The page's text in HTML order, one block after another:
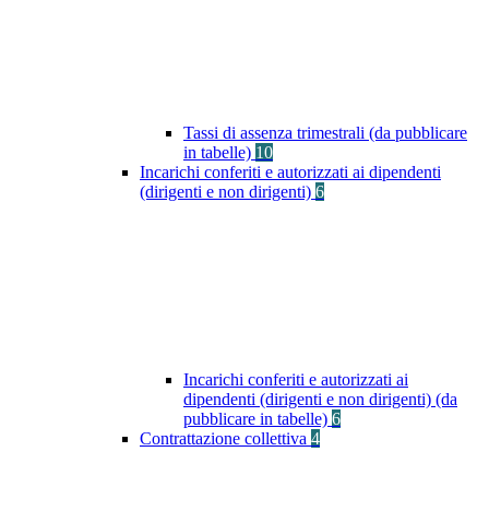
Tassi di assenza trimestrali (da pubblicare
in tabelle) 10
Incarichi conferiti e autorizzati ai dipendenti
(dirigenti e non dirigenti) 6
Incarichi conferiti e autorizzati ai
dipendenti (dirigenti e non dirigenti) (da
pubblicare in tabelle) 6
Contrattazione collettiva 4